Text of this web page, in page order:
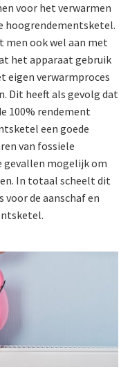
voor het verwarmen
hoogrendementsketel.
men ook wel aan met
het apparaat gebruik
eigen verwarmproces
Dit heeft als gevolg dat
100% rendement
een goede
van fossiele
gevallen mogelijk om
In totaal scheelt dit
de aanschaf en